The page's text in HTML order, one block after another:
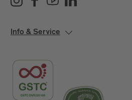
Info & Service